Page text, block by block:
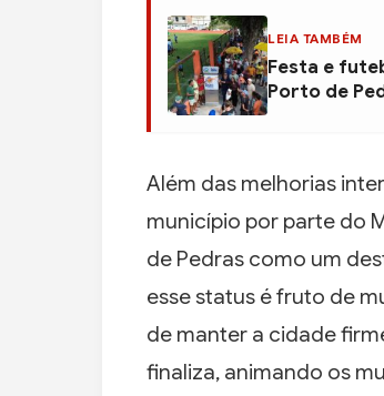
LEIA TAMBÉM
Festa e
Porto de
Além das melhorias
município por parte do
de Pedras como um
esse status é fruto de
de manter a cidade
finaliza, animando os